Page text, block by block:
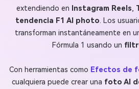
extendiendo en Instagram Reels,
tendencia F1 AI photo. Los
transforman instantáneamente en
Fórmula 1 usando un
Con herramientas como Efectos de
cualquiera puede crear una foto AI